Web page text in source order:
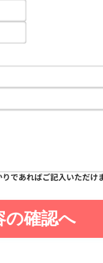
であればご記入いただけ
の確認へ